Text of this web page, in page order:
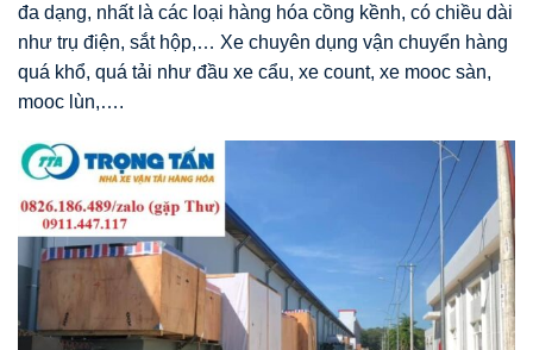
đa dạng, nhất là các loại hàng hóa cồng kềnh, có chiều dài
như trụ điện, sắt hộp,… Xe chuyên dụng vận chuyển hàng
quá khổ, quá tải như đầu xe cẩu, xe count, xe mooc sàn,
mooc lùn,….